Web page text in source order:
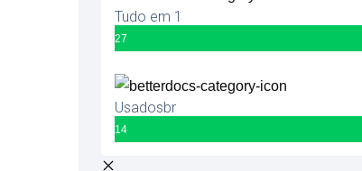
Tudo em 1
27
Usadosbr
14